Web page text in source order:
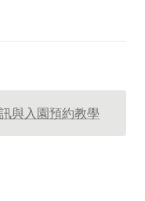
與入園預約教學